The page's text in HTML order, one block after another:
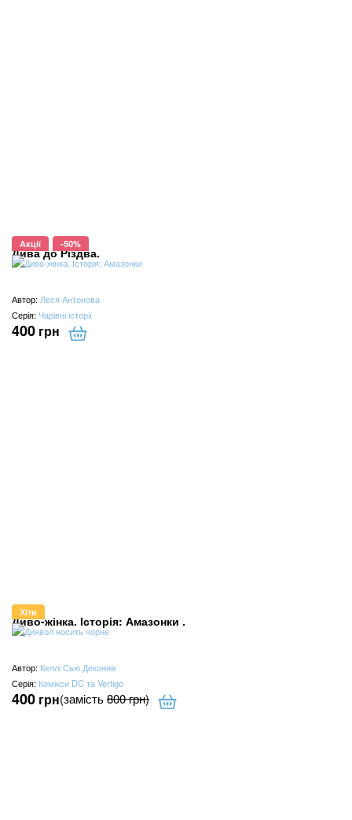
Дива до Різдва.
Автор: Леся Антонова
Серія: Чарівні історії
400 грн
Акції -50%
Диво-жінка. Історія: Амазонки .
Автор: Келлі Сью Деконнік
Серія: Комікси DC та Vertigo
400 грн(замість800грн)
Хіти